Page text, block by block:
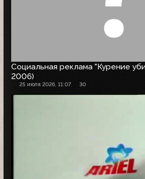
Социальная реклама "Курение
2006)
25 июля 2026, 11:07 30